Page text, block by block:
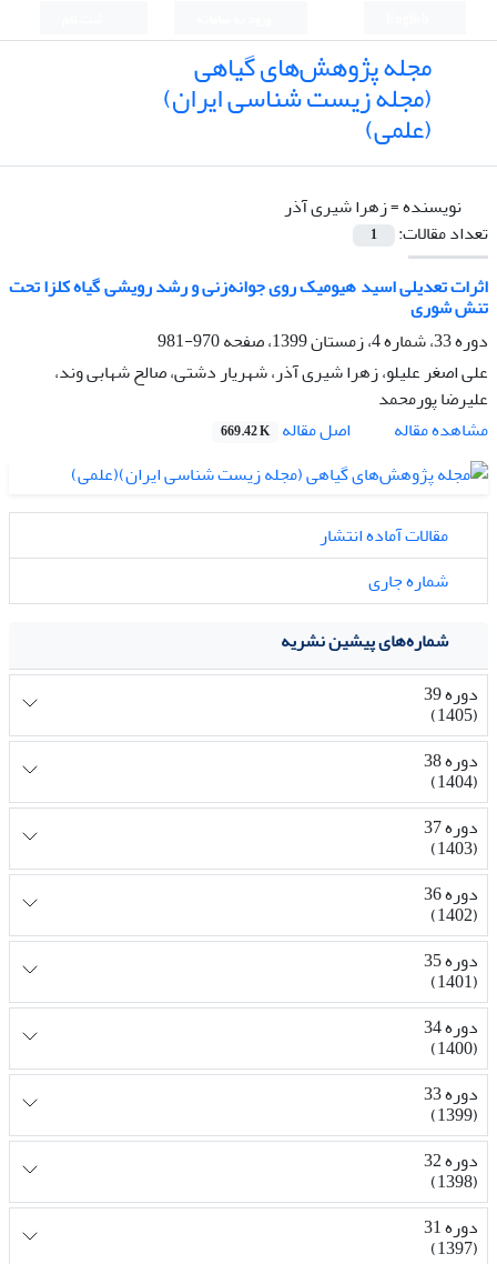
مجله پژوهش‌های گیاهی
(مجله زیست شناسی ایران)
(علمی)
نویسنده =زهرا شیری آذر
تعداد مقالات:
1
اثرات تعدیلی اسید هیومیک روی جوانه‌زنی و رشد رویشی گیاه کلزا تحت
تنش شوری
دوره 33، شماره 4، زمستان 1399، صفحه
970-981
علی اصغر علیلو، زهرا شیری آذر، شهریار دشتی، صالح شهابی وند،
علیرضا پورمحمد
مشاهده مقاله
اصل مقاله 669.42 K
مقالات آماده انتشار
شماره جاری
شماره‌های پیشین نشریه
دوره 39
(1405)
دوره 38
(1404)
دوره 37
(1403)
دوره 36
(1402)
دوره 35
(1401)
دوره 34
(1400)
دوره 33
(1399)
دوره 32
(1398)
دوره 31
(1397)